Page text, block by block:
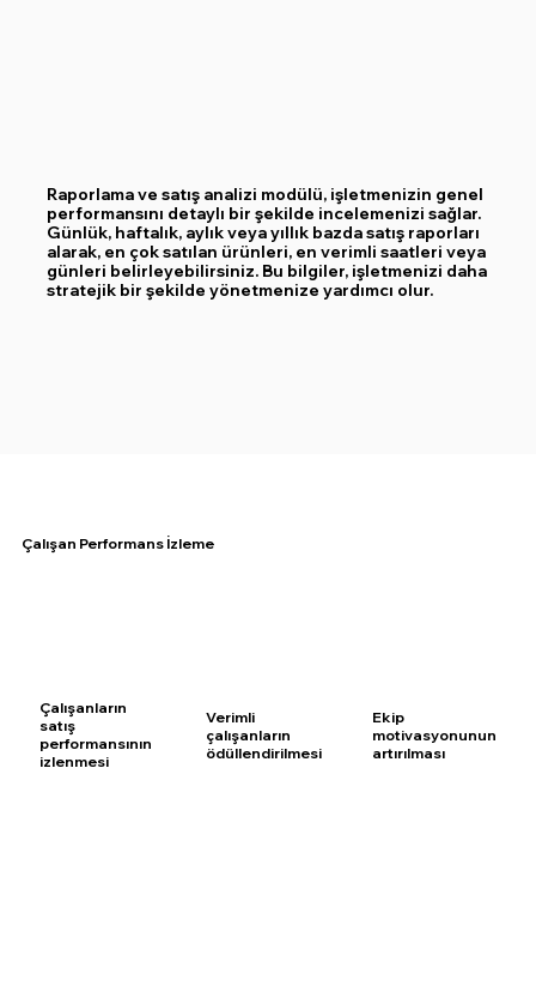
Raporlama ve satış analizi modülü, işletmenizin genel
performansını detaylı bir şekilde incelemenizi sağlar.
Günlük, haftalık, aylık veya yıllık bazda satış raporları
alarak, en çok satılan ürünleri, en verimli saatleri veya
günleri belirleyebilirsiniz. Bu bilgiler, işletmenizi daha
stratejik bir şekilde yönetmenize yardımcı olur.
Çalışan Performans İzleme
Çalışanların
satış
performansının
izlenmesi
Verimli
çalışanların
ödüllendirilmesi
Ekip
motivasyonunun
artırılması